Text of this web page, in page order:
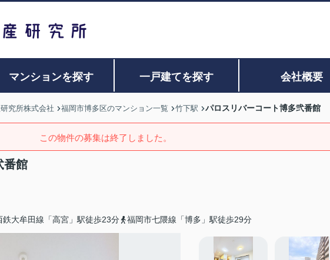
マンションを探す 一戸建てを探す 会社概要
究所株式会社 福岡市博多区のマンション一覧 竹下駅 パロスリバーコート博多弐番館
この物件の募集は終了しました。
番館
鉄大牟田線「高宮」駅徒歩23分 福岡市七隈線「博多」駅徒歩29分